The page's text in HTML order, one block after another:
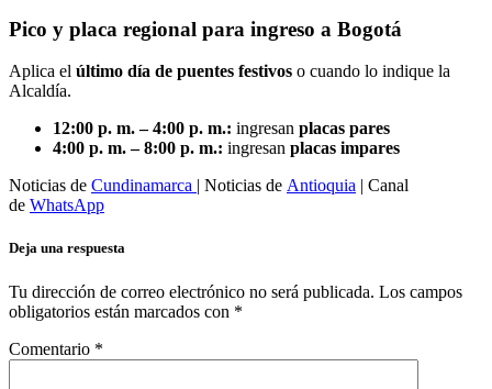
Pico y placa regional para ingreso a Bogotá
Aplica el último día de puentes festivos o cuando lo indique la
Alcaldía.
12:00 p. m. – 4:00 p. m.: ingresan placas pares
4:00 p. m. – 8:00 p. m.: ingresan placas impares
Noticias de Cundinamarca | Noticias de Antioquia | Canal
de WhatsApp
Deja una respuesta
Tu dirección de correo electrónico no será publicada. Los campos
obligatorios están marcados con *
Comentario *